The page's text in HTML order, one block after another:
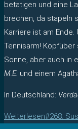
betätigen und eine
brechen, da stapeln
Karriere ist am Ende.
Tennisarm! Kopfüber
Sonne, aber auch in
M.E. und einem
In Deutschland:
Weiterlesen#268: